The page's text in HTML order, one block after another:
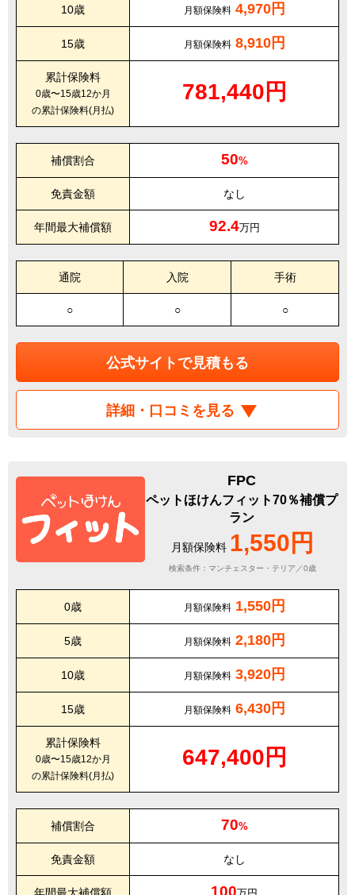
10歳 月額保険料 4,970円
15歳 月額保険料 8,910円
累計保険料
0歳〜15歳12か月
の累計保険料(月払)
781,440円
補償割合 50%
免責金額 なし
年間最大補償額 92.4万円
通院 入院 手術
○ ○ ○
公式サイトで見積もる
詳細・口コミを見る
FPC
ペットほけんフィット70％補償プ
ラン
月額保険料 1,550円
検索条件：マンチェスター・テリア／0歳
0歳 月額保険料 1,550円
5歳 月額保険料 2,180円
10歳 月額保険料 3,920円
15歳 月額保険料 6,430円
累計保険料
0歳〜15歳12か月
の累計保険料(月払)
647,400円
補償割合 70%
免責金額 なし
100